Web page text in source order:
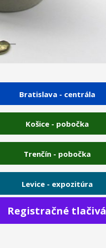
2
Bratislava - centrála
Košice - pobočka
Trenčín - pobočka
Levice - expozitúra
Registračné tlačivá